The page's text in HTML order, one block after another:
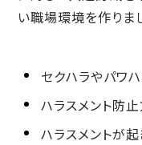
い職場環境を作りまし
セクハラやパワ
ハラスメント防
ハラスメントが